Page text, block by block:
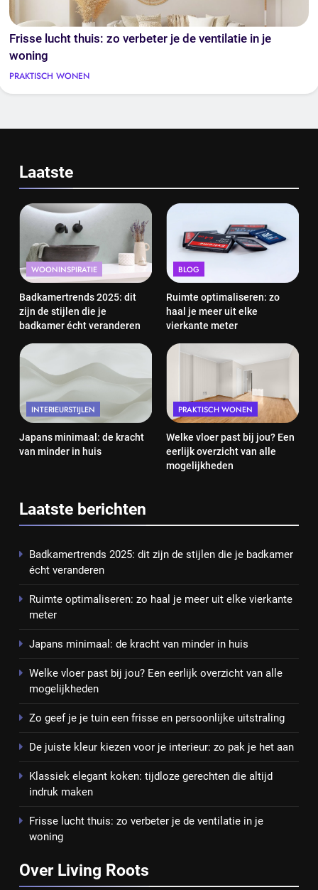
Frisse lucht thuis: zo verbeter je de ventilatie in je
woning
PRAKTISCH WONEN
Laatste
WOONINSPIRATIE
Badkamertrends 2025: dit
zijn de stijlen die je
badkamer écht veranderen
BLOG
Ruimte optimaliseren: zo
haal je meer uit elke
vierkante meter
INTERIEURSTIJLEN
Japans minimaal: de kracht
van minder in huis
PRAKTISCH WONEN
Welke vloer past bij jou? Een
eerlijk overzicht van alle
mogelijkheden
Laatste berichten
Badkamertrends 2025: dit zijn de stijlen die je badkamer
écht veranderen
Ruimte optimaliseren: zo haal je meer uit elke vierkante
meter
Japans minimaal: de kracht van minder in huis
Welke vloer past bij jou? Een eerlijk overzicht van alle
mogelijkheden
Zo geef je je tuin een frisse en persoonlijke uitstraling
De juiste kleur kiezen voor je interieur: zo pak je het aan
Klassiek elegant koken: tijdloze gerechten die altijd
indruk maken
Frisse lucht thuis: zo verbeter je de ventilatie in je
woning
Over Living Roots